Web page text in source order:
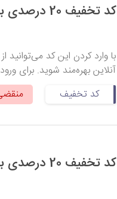
کد تخفیف 20 درصدی بسته‌های 1 ماهه گفتینو
آنلاین بهره‌مند شوید. برای
کد تخفیف
کد تخفیف 20 درصدی بسته‌های ماهانه گفتینو